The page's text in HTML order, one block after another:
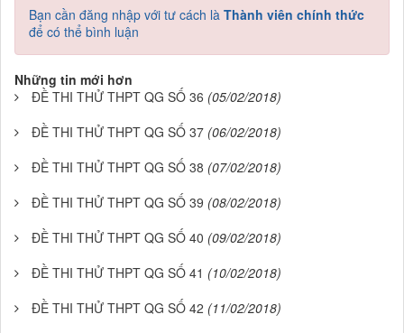
Bạn cần đăng nhập với tư cách là Thành viên chính thức
để có thể bình luận
Những tin mới hơn
ĐỀ THI THỬ THPT QG SỐ 36 (05/02/2018)
ĐỀ THI THỬ THPT QG SỐ 37 (06/02/2018)
ĐỀ THI THỬ THPT QG SỐ 38 (07/02/2018)
ĐỀ THI THỬ THPT QG SỐ 39 (08/02/2018)
ĐỀ THI THỬ THPT QG SỐ 40 (09/02/2018)
ĐỀ THI THỬ THPT QG SỐ 41 (10/02/2018)
ĐỀ THI THỬ THPT QG SỐ 42 (11/02/2018)